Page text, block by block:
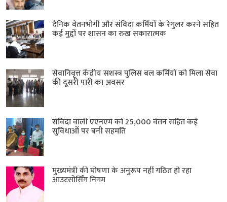
दैनिक वेतनभोगी और संविदा कर्मियों के रेगुलर करने सहित
कई मुद्दों पर शासन का रुख सकारात्मक
सेवानिवृत्त केंद्रीय सशस्त्र पुलिस बल ​कर्मियों को मिला सेवा
की दूसरी पारी का अवसर
संविदा वाली एएनएम को 25,000 वेतन सहित कई
सुविधाओं पर बनी सहमति
मुख्यमंत्री की घोषणा के अनुरूप नहीं गठित हो रहा
आउटसोर्सिंग निगम